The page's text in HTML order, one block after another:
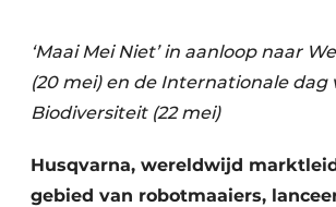
‘Maai Mei Niet’ in aanloop naar
(20 mei) en de Internationale dag
Biodiversiteit (22 mei)
Husqvarna, wereldwijd
gebied van robotmaaiers,